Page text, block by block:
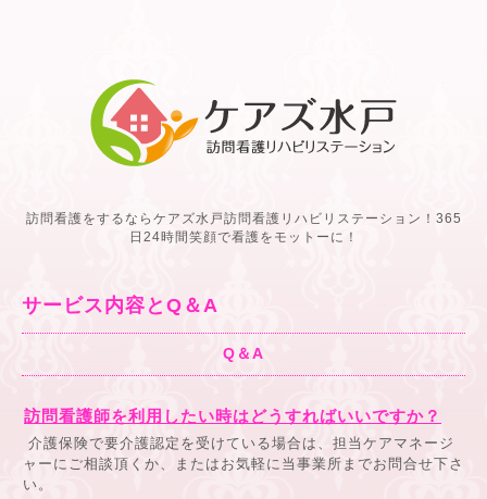
訪問看護をするならケアズ水戸訪問看護リハビリステーション！365
日24時間笑顔で看護をモットーに！
サービス内容とQ＆A
Q＆A
訪問看護師を利用したい時はどうすればいいですか？
介護保険で要介護認定を受けている場合は、担当ケアマネージ
ャーにご相談頂くか、またはお気軽に当事業所までお問合せ下さ
い。